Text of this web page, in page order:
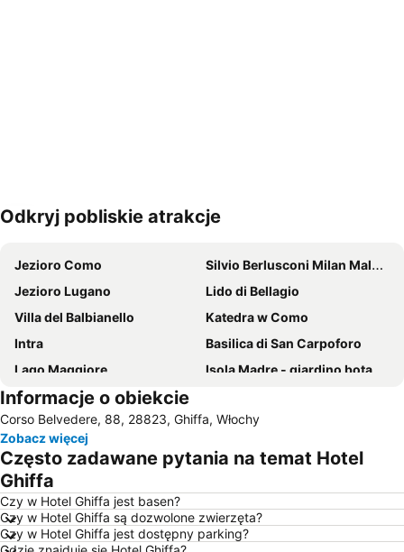
Powiększ mapę
Odkryj pobliskie atrakcje
Jezioro Como
Silvio Berlusconi Milan Malpensa Airport
Jezioro Lugano
Lido di Bellagio
Villa del Balbianello
Katedra w Como
Intra
Basilica di San Carpoforo
Lago Maggiore
Isola Madre - giardino botanico e palazzo Borromeo
Porto di Stresa
Lago di Varese
Lido di Lenno
I giardini di Villa Melzi
Varese Centro Storico
Kolejka Linowa Lugano-Paradiso
Gandria
Aero Club Como
Loft
Informacje o obiekcie
Corso Belvedere, 88, 28823, Ghiffa, Włochy
Zobacz więcej
Często zadawane pytania na temat Hotel
Ghiffa
Czy w Hotel Ghiffa jest basen?
Czy w Hotel Ghiffa są dozwolone zwierzęta?
Czy w Hotel Ghiffa jest dostępny parking?